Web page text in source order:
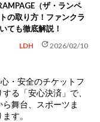
（ザ・ランペ
の取り方！ファンクラ
ても徹底解説！
LDH update2026/02/10
・安全のチケットフ
る「安心決済」で、
舞台、スポーツま
す。